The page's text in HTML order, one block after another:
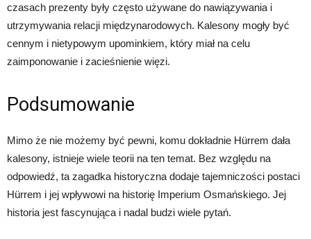
czasach prezenty były często używane do nawiązywania i
utrzymywania relacji międzynarodowych. Kalesony mogły być
cennym i nietypowym upominkiem, który miał na celu
zaimponowanie i zacieśnienie więzi.
Podsumowanie
Mimo że nie możemy być pewni, komu dokładnie Hürrem dała
kalesony, istnieje wiele teorii na ten temat. Bez względu na
odpowiedź, ta zagadka historyczna dodaje tajemniczości postaci
Hürrem i jej wpływowi na historię Imperium Osmańskiego. Jej
historia jest fascynująca i nadal budzi wiele pytań.